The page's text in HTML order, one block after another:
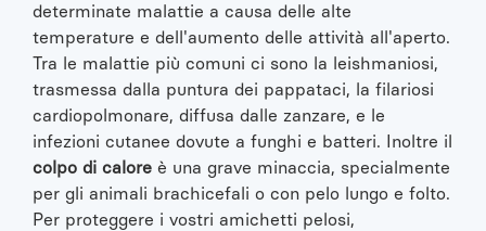
determinate malattie a causa delle alte
temperature e dell'aumento delle attività all'aperto.
Tra le malattie più comuni ci sono la leishmaniosi,
trasmessa dalla puntura dei pappataci, la filariosi
cardiopolmonare, diffusa dalle zanzare, e le
infezioni cutanee dovute a funghi e batteri. Inoltre il
colpo di calore è una grave minaccia, specialmente
per gli animali brachicefali o con pelo lungo e folto.
Per proteggere i vostri amichetti pelosi,